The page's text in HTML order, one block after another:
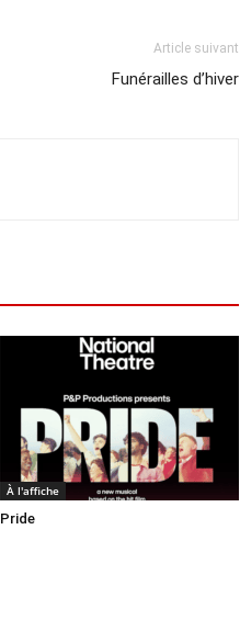
Article suivant
Funérailles d’hiver
À l'affiche
Pride